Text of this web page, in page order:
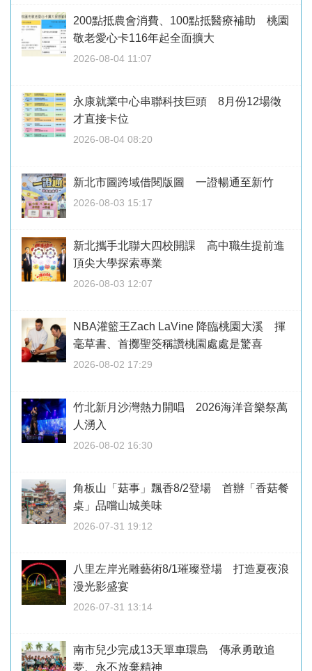
200點抵農會消費、100點抵醫療補助 桃園
敬老愛心卡116年起全面擴大
2026-08-04 11:07
永康就業中心串聯科技巨頭 8月份12場徵
才直接卡位
2026-08-04 08:20
新北市圖跨域借閱版圖 一證暢通至新竹
2026-08-03 15:17
新北攜手北聯大四校開課 高中職生提前進
頂尖大學探索專業
2026-08-03 12:07
NBA灌籃王Zach LaVine 降臨桃園大溪 揮
毫草書、首擲聖筊稱讚桃園處處是驚喜
2026-08-02 17:29
竹北新月沙灣熱力開唱 2026海洋音樂祭萬
人湧入
2026-08-02 16:30
角板山「菇事」飄香8/2登場 首辦「香菇餐
桌」品嚐山城美味
2026-07-31 19:12
八里左岸光雕藝術8/1璀璨登場 打造夏夜浪
漫光影盛宴
2026-07-31 13:14
南市兒少完成13天單車環島 傳承勇敢追
夢、永不放棄精神